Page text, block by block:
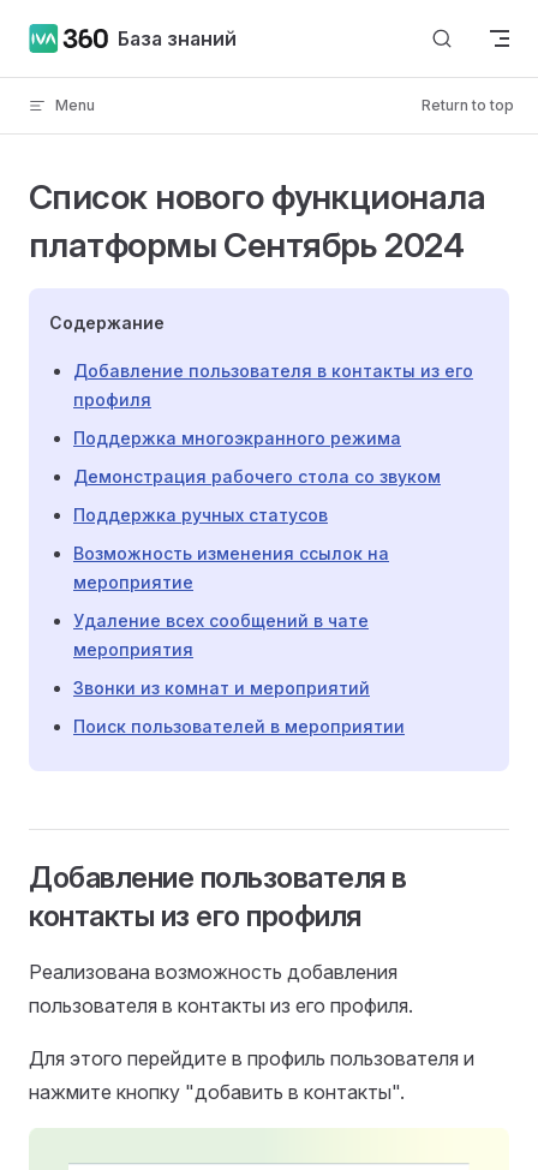
Skip to contentБаза знаний
Menu Return to top
Список нового функционала
платформы Сентябрь 2024
Содержание
Добавление пользователя в контакты из его
профиля
Поддержка многоэкранного режима
Демонстрация рабочего стола со звуком
Поддержка ручных статусов
Возможность изменения ссылок на
мероприятие
Удаление всех сообщений в чате
мероприятия
Звонки из комнат и мероприятий
Поиск пользователей в мероприятии
Добавление пользователя в
контакты из его профиля
Реализована возможность добавления
пользователя в контакты из его профиля.
Для этого перейдите в профиль пользователя и
нажмите кнопку "добавить в контакты".